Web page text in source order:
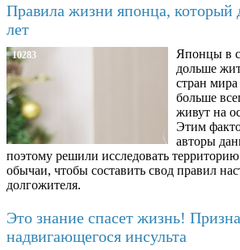
Правила жизни японца, который
лет
10283
Японцы в
дольше
стран
больше
живут на
Этим
авторы
поэтому решили исследовать территорию
обычаи, чтобы составить свод правил
долгожителя.
Это знание спасет жизнь!
надвигающегося инсульта